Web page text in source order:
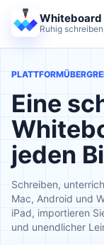
Whiteboard
Eine
jeden
Schreiben,
Mac, Android und
iPad, importieren
und unendlicher